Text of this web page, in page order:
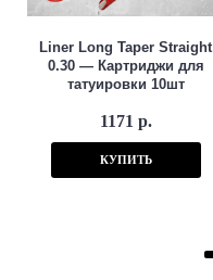
Liner Long Taper Straight
0.30 — Картриджи для
татуировки 10шт
1171 р.
КУПИТЬ